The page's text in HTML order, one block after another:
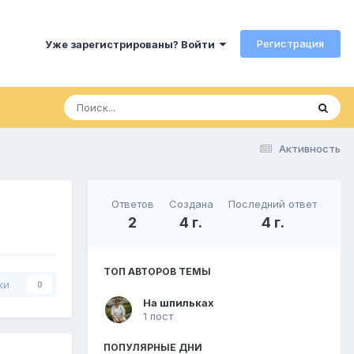
Уже зарегистрированы? Войти Регистрация
Активность
0
Ответов
2
Создана
4 г.
Последний ответ
4 г.
ТОП АВТОРОВ ТЕМЫ
На шпильках
1 пост
ПОПУЛЯРНЫЕ ДНИ